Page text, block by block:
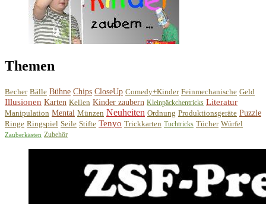
Themen
Becher Bälle Bühne Chips CloseUp Comedy+Kinder Feinmechanische Geld
Illusionen Karten Kellen Kinder zaubern Kleinpäckchentricks Literatur
Manipulation Mental Münzen Neuheiten Ordnung Produktionsgeräte Puzzle
Ringe Ringspiel Seile Stifte Tenyo Trickkarten Tuchtricks Tücher Würfel
Zauberkästen Zubehör